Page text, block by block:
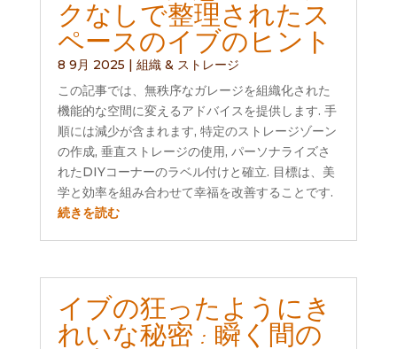
クなしで整理されたス
ペースのイブのヒント
8 9月 2025 | 組織 & ストレージ
この記事では、無秩序なガレージを組織化された
機能的な空間に変えるアドバイスを提供します. 手
順には減少が含まれます, 特定のストレージゾーン
の作成, 垂直ストレージの使用, パーソナライズさ
れたDIYコーナーのラベル付けと確立. 目標は、美
学と効率を組み合わせて幸福を改善することです.
続きを読む
イブの狂ったようにき
れいな秘密 : 瞬く間の